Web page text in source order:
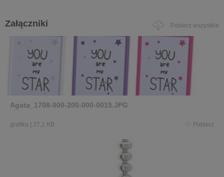
Załączniki Pobierz wszystkie
Agata_1708-000-200-000-0015.JPG
grafika | 27,1 KB Pobierz